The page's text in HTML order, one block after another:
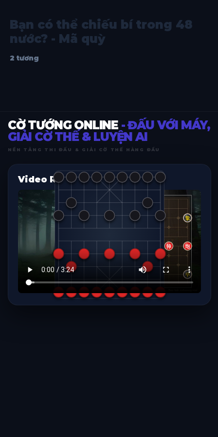
Bạn có thể chiếu bí trong 48
nước? - Mã quỳ
2 tương
CỜ TƯỚNG ONLINE - ĐẤU VỚI MÁY,
GIẢI CỜ THẾ & LUYỆN AI
NỀN TẢNG THI ĐẤU & GIẢI CỜ THẾ HÀNG ĐẦU
Video Replay